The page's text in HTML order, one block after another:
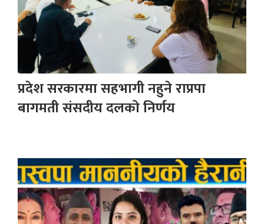
प्रदेश सरकारमा सहभागी नहुने राप्रपा
बागमती संसदीय दलको निर्णय